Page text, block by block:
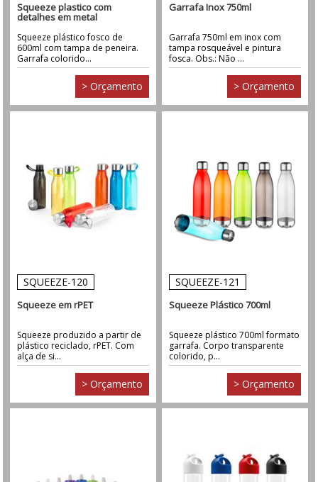
Squeeze plastico com
detalhes em metal
Squeeze plástico fosco de
600ml com tampa de peneira.
Garrafa colorido...
> Orçamento
Garrafa Inox 750ml
Garrafa 750ml em inox com
tampa rosqueável e pintura
fosca. Obs.: Não ...
> Orçamento
SQUEEZE-120
Squeeze em rPET
Squeeze produzido a partir de
plástico reciclado, rPET. Com
alça de si...
> Orçamento
SQUEEZE-121
Squeeze Plástico 700ml
Squeeze plástico 700ml formato
garrafa. Corpo transparente
colorido, p...
> Orçamento